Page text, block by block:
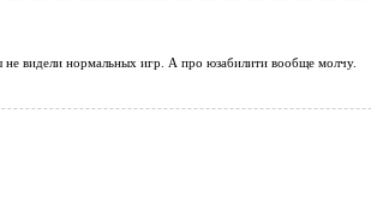
не видели нормальных игр. А про юзабилити вообще молчу.